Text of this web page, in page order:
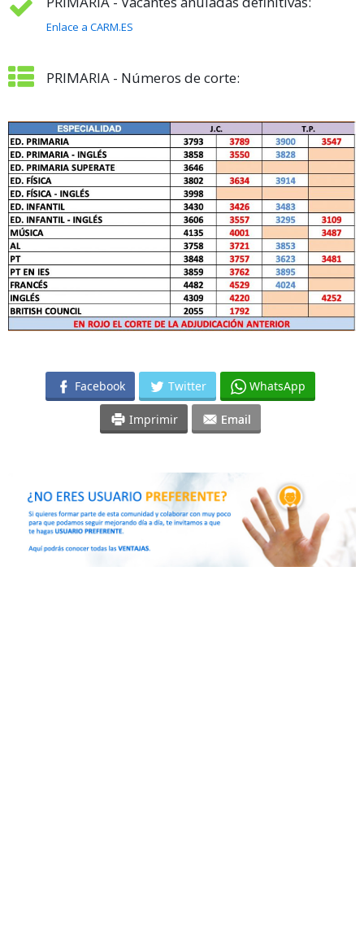
Enlace a CARM.ES
PRIMARIA - Números de corte:
Facebook Twitter WhatsApp
Imprimir Email